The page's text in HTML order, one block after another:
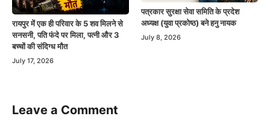
रायपुर में एक ही परिवार के 5 शव मिलने से
सनसनी, पति फंदे पर मिला, पत्नी और 3
बच्चों की संदिग्ध मौत
July 17, 2026
पत्रकार सुरक्षा सेवा समिति के प्रदेश
अध्यक्ष (युवा प्रकोष्ठ) बने हनु नायक
July 8, 2026
Leave a Comment